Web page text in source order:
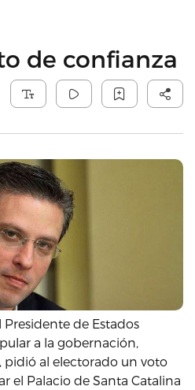
de confianza
de Estados
a la gobernación,
pidió al electorado un voto
el Palacio de Santa Catalina